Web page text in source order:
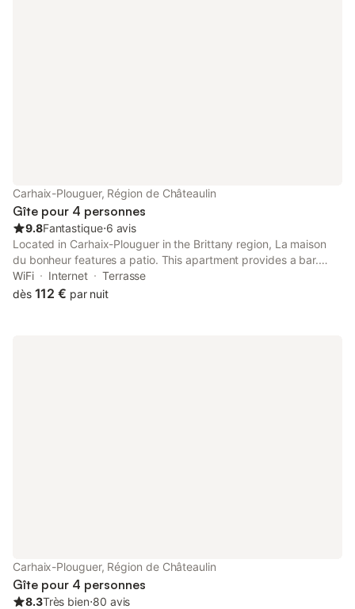
Carhaix-Plouguer, Région de Châteaulin
Gîte pour 4 personnes
9.8Fantastique⋅6 avis
Located in Carhaix-Plouguer in the Brittany region, La maison
du bonheur features a patio. This apartment provides a bar.
Free WiFi is available throughout the property and Pleyben
Parish Close is 35 km away.
WiFi Internet
Terrasse
dès 112 € par nuit
Carhaix-Plouguer, Région de Châteaulin
Gîte pour 4 personnes
8.3Très bien⋅80 avis